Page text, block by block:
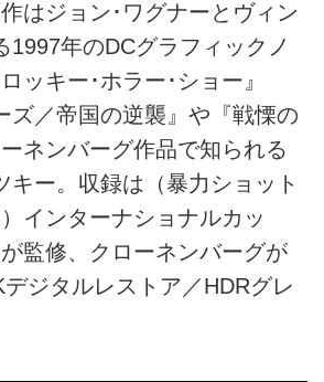
はジョン･ワグナーとヴィン
1997年のDCグラフィックノ
ッキー･ホラー･ショー』
ズ／帝国の逆襲』や『戦慄の
ネンバーグ作品で知られる
キー。収録は（暴力ショット
インターナショナルカッ
監修、クローネンバーグが
ジタルレストア／HDRグレ